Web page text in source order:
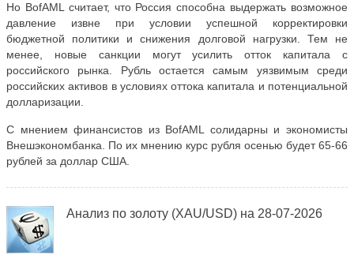
Но BofAML считает, что Россия способна выдержать возможное
давление извне при условии успешной корректировки
бюджетной политики и снижения долговой нагрузки. Тем не
менее, новые санкции могут усилить отток капитала с
российского рынка. Рубль остается самым уязвимым среди
российских активов в условиях оттока капитала и потенциальной
долларизации.
С мнением финансистов из BofAML солидарны и экономисты
Внешэкономбанка. По их мнению курс рубля осенью будет 65-66
рублей за доллар США.
Анализ по золоту (XAU/USD) на 28-07-2026